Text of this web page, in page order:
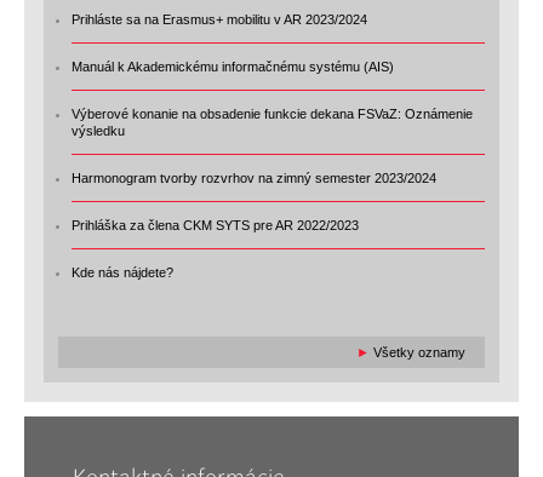
Prihláste sa na Erasmus+ mobilitu v AR 2023/2024
Manuál k Akademickému informačnému systému (AIS)
Výberové konanie na obsadenie funkcie dekana FSVaZ: Oznámenie
výsledku
Harmonogram tvorby rozvrhov na zimný semester 2023/2024
Prihláška za člena CKM SYTS pre AR 2022/2023
Kde nás nájdete?
► Všetky oznamy